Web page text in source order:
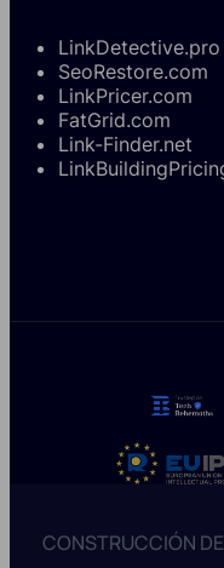
LinkDetective.pro
SeoRestore.com
LinkPricer.com
FatGrid.com
Link-Finder.net
CONSTRUCCIÓN